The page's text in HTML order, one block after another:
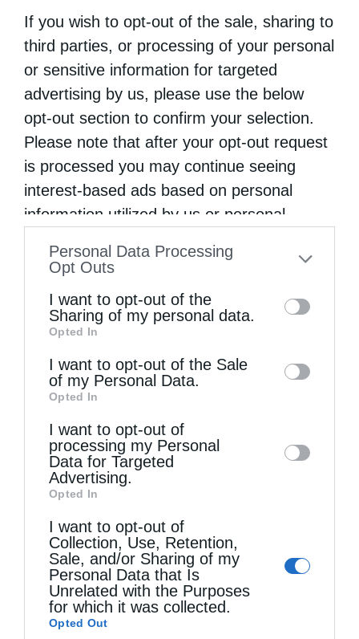
If you wish to opt-out of the sale, sharing to
third parties, or processing of your personal
or sensitive information for targeted
advertising by us, please use the below
opt-out section to confirm your selection.
Please note that after your opt-out request
is processed you may continue seeing
interest-based ads based on personal
information utilized by us or personal
to your opt-out. You may separately opt-out
information by third parties on the IAB’s list
of downstream participants. This
information may also be disclosed by us to
third parties on theIAB’s List of
Downstream Participants
disclose it to other third parties.
Personal Data Processing
Opt Outs
I want to opt-out of the
Sharing of my personal data.
Opted In
I want to opt-out of the Sale
of my Personal Data.
Opted In
I want to opt-out of
processing my Personal
Data for Targeted
Advertising.
Opted In
I want to opt-out of
Collection, Use, Retention,
Sale, and/or Sharing of my
Personal Data that Is
Unrelated with the Purposes
for which it was collected.
Opted Out
Τελευταία άρθρα
Ο Άγιος Φύλακας Άγγελος
Ο Ελληνικός Ερυθρός Σταυρός προσφέρει
ψυχοκοινωνική υποστήριξη στους πυρόπληκτους
της Δυτικής Αττικής